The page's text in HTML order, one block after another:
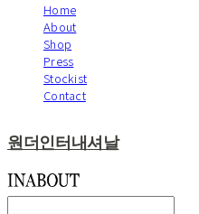
Home
About
Shop
Press
Stockist
Contact
원더인터내셔날